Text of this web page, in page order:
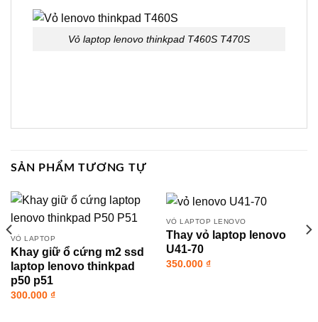
Vỏ laptop lenovo thinkpad T460S T470S
SẢN PHẨM TƯƠNG TỰ
VỎ LAPTOP
Khay giữ ổ cứng m2 ssd
laptop lenovo thinkpad
p50 p51
300.000 ₫
VỎ LAPTOP LENOVO
Thay vỏ laptop lenovo
U41-70
350.000 ₫